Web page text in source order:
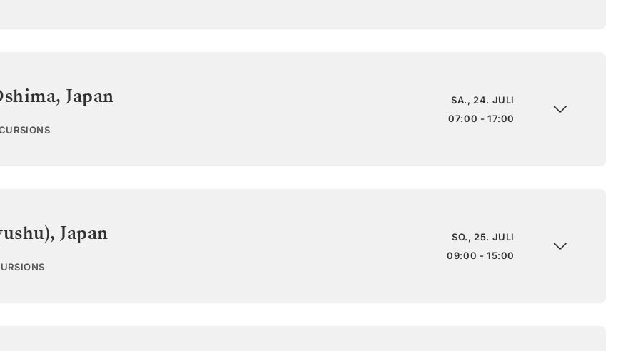
, Japan
SA., 24. JULI
07:00 - 17:00
, Japan
SO., 25. JULI
09:00 - 15:00